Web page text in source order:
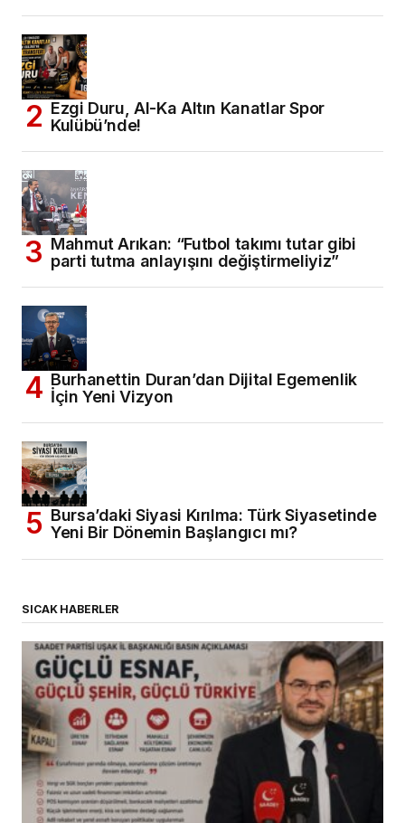
Ezgi Duru, Al-Ka Altın Kanatlar Spor
Kulübü’nde!
Mahmut Arıkan: “Futbol takımı tutar gibi
parti tutma anlayışını değiştirmeliyiz”
Burhanettin Duran’dan Dijital Egemenlik
İçin Yeni Vizyon
Bursa’daki Siyasi Kırılma: Türk Siyasetinde
Yeni Bir Dönemin Başlangıcı mı?
SICAK HABERLER